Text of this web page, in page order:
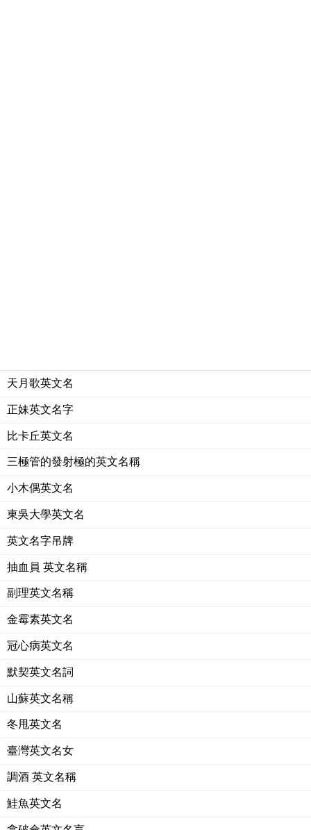
天月歌英文名
正妹英文名字
比卡丘英文名
三極管的發射極的英文名稱
小木偶英文名
東吳大學英文名
英文名字吊牌
抽血員 英文名稱
副理英文名稱
金霉素英文名
冠心病英文名
默契英文名詞
山蘇英文名稱
冬甩英文名
臺灣英文名女
調酒 英文名稱
鮭魚英文名